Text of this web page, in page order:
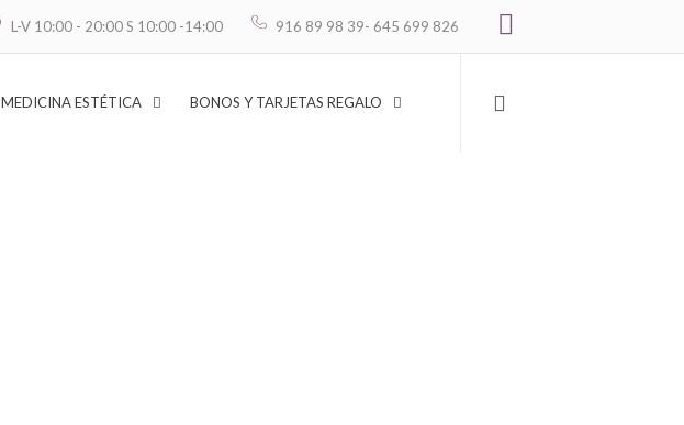
L-V 10:00 - 20:00 S 10:00 -14:00 916 89 98 39- 645 699 826 Carrito
MEDICINA ESTÉTICA BONOS Y TARJETAS REGALO